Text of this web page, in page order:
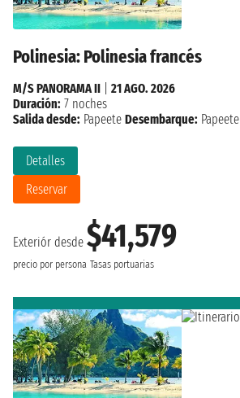
Polinesia: Polinesia francés
Exteriór desde $41,579
precio por persona Tasas portuarias
Detalles
Reservar
M/S PANORAMA II
21 AGO. 2026
Duración: 7 noches
Salida desde: Papeete Desembarque: Papeete